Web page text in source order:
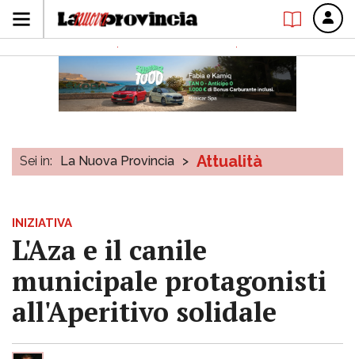
Sei in: La Nuova Provincia > Attualità
INIZIATIVA
L'Aza e il canile
municipale protagonisti
all'Aperitivo solidale